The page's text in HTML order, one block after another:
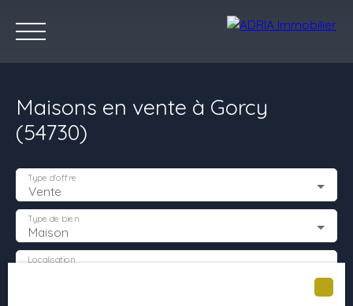
Accueil Acheter
Maisons en vente à Gorcy
(54730)
Vente
Type d'offre
Maison
Type de bien
Localisation